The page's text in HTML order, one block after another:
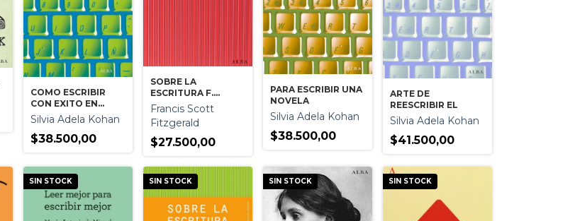
COMO ESCRIBIR
CON EXITO EN
CADA PROFESION
Silvia Adela Kohan
$38.500,00
SOBRE LA
ESCRITURA F.
SCOTT FITZGERALD
Francis Scott
Fitzgerald
$27.500,00
PARA ESCRIBIR UNA
NOVELA
Silvia Adela Kohan
$38.500,00
ARTE DE
REESCRIBIR EL
Silvia Adela Kohan
$41.500,00
SIN STOCK SIN STOCK SIN STOCK SIN STOCK